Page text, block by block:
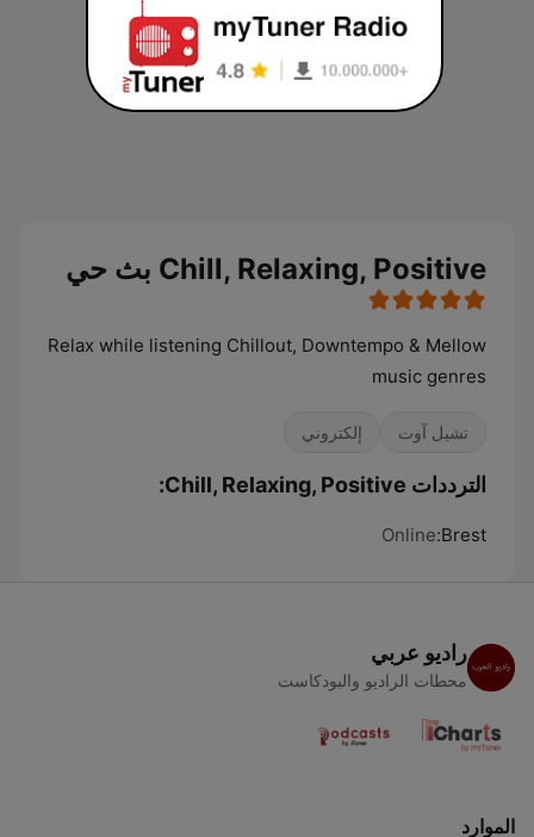
Chill, Relaxing, Positive بث حي
Relax while listening Chillout, Downtempo & Mellow
music genres
تشيل آوت إلكتروني
الترددات Chill, Relaxing, Positive:
Brest:
Online
راديو عربي
محطات الراديو والبودكاست
الموارد